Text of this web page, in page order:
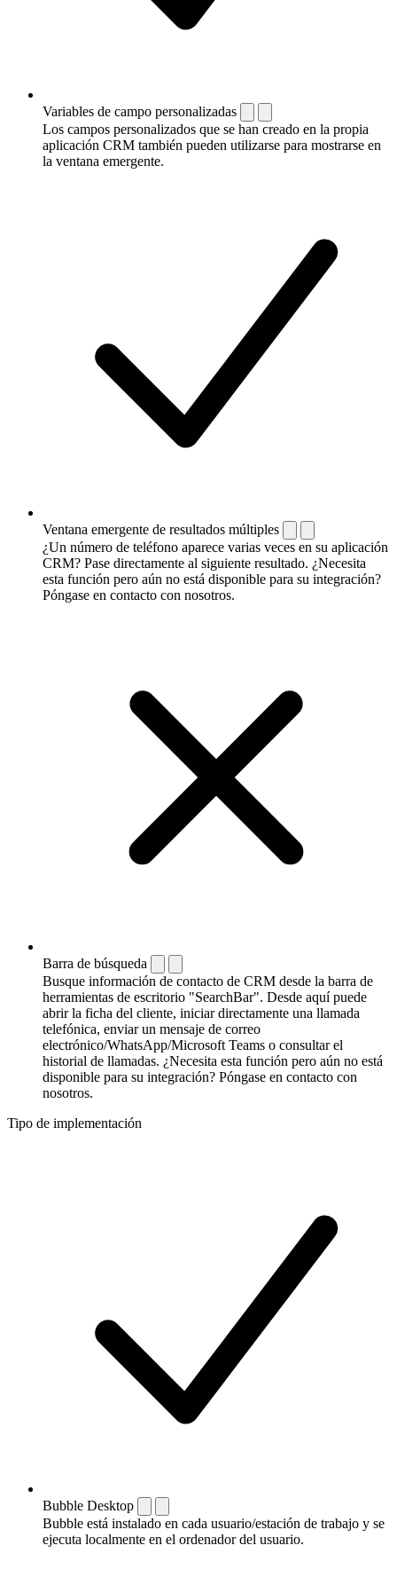
Variables de campo personalizadas
Los campos personalizados que se han creado en la propia
aplicación CRM también pueden utilizarse para mostrarse en
la ventana emergente.
Ventana emergente de resultados múltiples
¿Un número de teléfono aparece varias veces en su aplicación
CRM? Pase directamente al siguiente resultado. ¿Necesita
esta función pero aún no está disponible para su integración?
Póngase en contacto con nosotros.
Barra de búsqueda
Busque información de contacto de CRM desde la barra de
herramientas de escritorio "SearchBar". Desde aquí puede
abrir la ficha del cliente, iniciar directamente una llamada
telefónica, enviar un mensaje de correo
electrónico/WhatsApp/Microsoft Teams o consultar el
historial de llamadas. ¿Necesita esta función pero aún no está
disponible para su integración? Póngase en contacto con
nosotros.
Tipo de implementación
Bubble Desktop
Bubble está instalado en cada usuario/estación de trabajo y se
ejecuta localmente en el ordenador del usuario.